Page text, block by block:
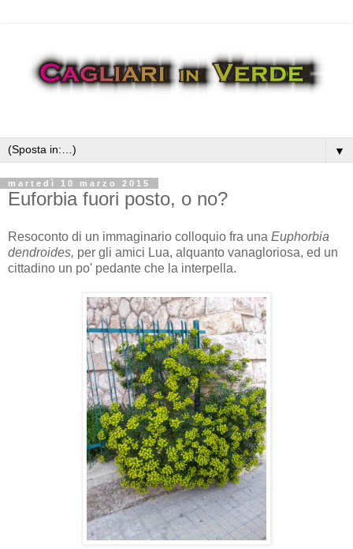
▼
martedì 10 marzo 2015
Euforbia fuori posto, o no?
Resoconto di un immaginario colloquio fra una Euphorbia
dendroides, per gli amici Lua, alquanto vanagloriosa, ed un
cittadino un po' pedante che la interpella.